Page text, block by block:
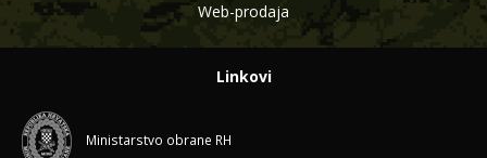
Web-prodaja
Linkovi
Ministarstvo obrane RH